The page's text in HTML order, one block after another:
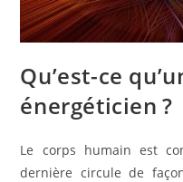
Qu’est-ce
énergéticien ?
Le corps humain est
dernière circule de